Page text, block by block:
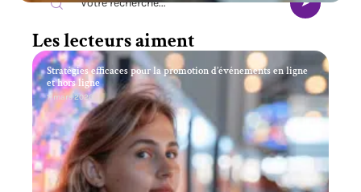
Les lecteurs aiment
Stratégies efficaces pour la promotion d’événements en ligne
et hors ligne
11 mars 2026